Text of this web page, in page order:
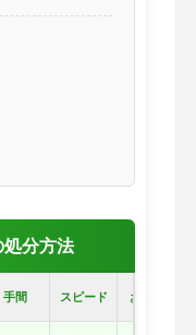
処分方法
手間 スピード おすすめ度